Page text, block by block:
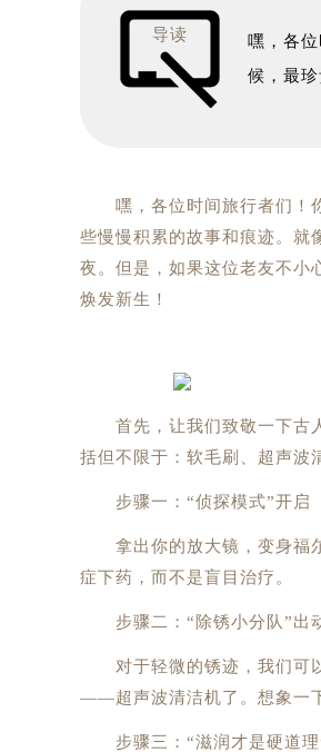
导读
嘿，各
候，最
嘿，各位时间旅行者们！你
些慢慢积累的故事和痕迹。就
夜。但是，如果这位老友不小
焕发新生！
首先，让我们致敬一下古人
括但不限于：软毛刷、超声
步骤一：“侦探模式”开启
拿出你的放大镜，变身福尔
症下药，而不是盲目治疗。
步骤二：“除锈小分队”出
对于轻微的锈迹，我们可以
——超声波清洁机了。想象一
步骤三：“滋润才是硬道理